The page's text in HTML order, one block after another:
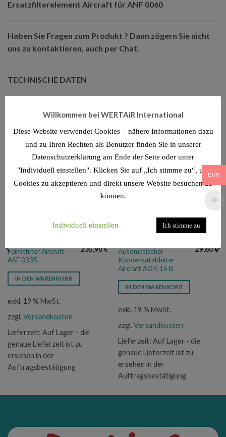
Ersatzfilterelement Aircraft für ANF 0060
Haben Sie Fragen zum Produkt ? Dann zögern Sie nicht
uns zu kontaktieren, auch per Chat.
TECHNISCHE DATEN
Feinstfilter Aircraft
ASF 0335
235,90€
IN DEN WARENKORB
exkl. 19 % MwSt.
zzgl. Versandkosten
Lieferzeit: Auf Lager - die
genaue Lieferzeit ist zu
ersehen in der
Auftragsbestätigung
Automatischer
Kondensatableiter
Aircraft AOK 16 B
29,60€
IN DEN WARENKORB
exkl. 19 % MwSt.
zzgl. Versandkosten
Lieferzeit: Auf Lager - die
genaue Lieferzeit ist zu
ersehen in der
Auftragsbestätigung
Willkommen bei WERTAiR International
Diese Website verwendet Cookies – nähere Informationen dazu
und zu Ihren Rechten als Benutzer finden Sie in unserer
Datenschutzerklärung am Ende der Seite oder unter
"Individuell einstellen". Klicken Sie auf „Ich stimme zu“, um
Cookies zu akzeptieren und direkt unsere Website besuchen zu
können.
Individuell einstellen Ich stimme zu
EUR